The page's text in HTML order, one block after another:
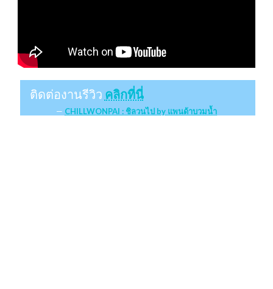
ติดต่องานรีวิว คลิกที่นี่
CHILLWONPAI : ชิลวนไป by แพนด้าบวมน้ำ